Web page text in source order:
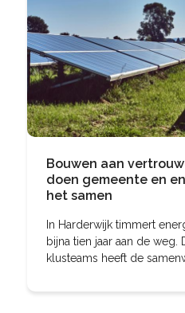
Bouwen aan
doen gemeente en
het samen
In Harderwijk timmert
bijna tien jaar aan de weg.
klusteams heeft de
bouwen ze samen